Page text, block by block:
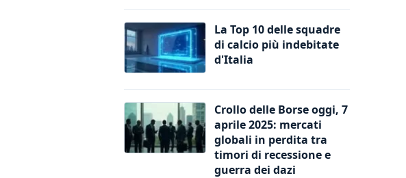
La Top 10 delle squadre
di calcio più indebitate
d'Italia
Crollo delle Borse oggi, 7
aprile 2025: mercati
globali in perdita tra
timori di recessione e
guerra dei dazi